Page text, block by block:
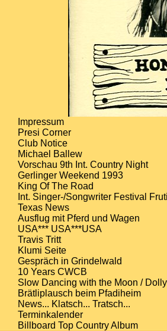
Impressum
Presi Corner
Club Notice
Michael Ballew
Vorschau 9th Int. Country Night
Gerlinger Weekend 1993
King Of The Road
Int. Singer-/Songwriter Festival
Texas News
Ausflug mit Pferd und Wagen
USA*** USA***USA
Travis Tritt
Klumi Seite
Gespräch in Grindelwald
10 Years CWCB
Slow Dancing with the Moon /
Brätliplausch beim Pfadiheim
News... Klatsch... Tratsch...
Terminkalender
Billboard Top Country Album